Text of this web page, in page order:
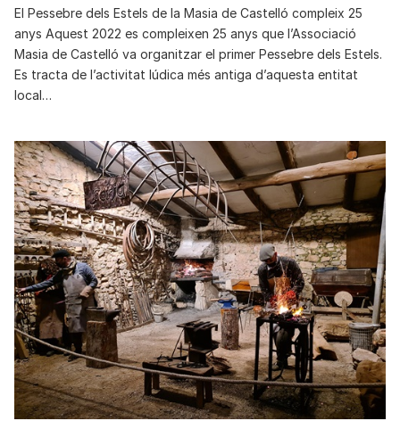
El Pessebre dels Estels de la Masia de Castelló compleix 25
anys Aquest 2022 es compleixen 25 anys que l’Associació
Masia de Castelló va organitzar el primer Pessebre dels Estels.
Es tracta de l’activitat lúdica més antiga d’aquesta entitat
local…